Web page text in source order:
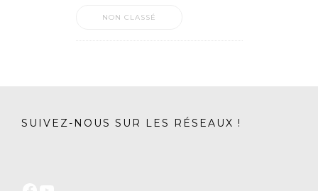
NON CLASSÉ
SUIVEZ-NOUS SUR LES RÉSEAUX !